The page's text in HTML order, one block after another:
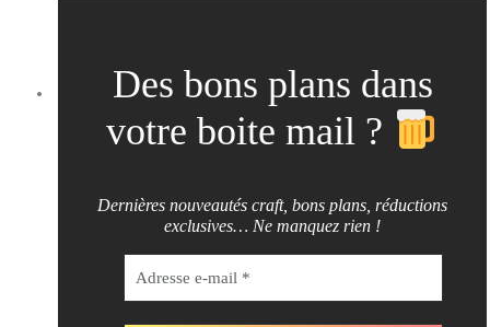
Des bons plans dans
votre boite mail ?
Dernières nouveautés craft, bons plans, réductions
exclusives… Ne manquez rien !